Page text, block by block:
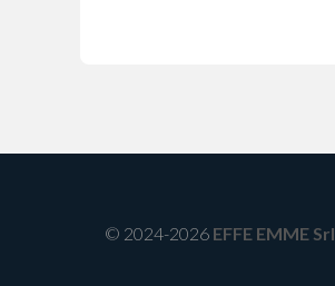
© 2024-2026 EFFE EMME Srl